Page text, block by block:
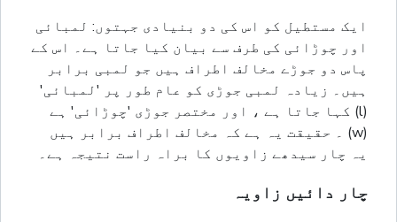
ایک مستطیل کو اس کی دو بنیادی جہتوں: لمبائی
اور چوڑائی کی طرف سے بیان کیا جاتا ہے۔ اس کے
پاس دو جوڑے مخالف اطراف ہیں جو لمبی برابر
ہیں۔ زیادہ لمبی جوڑی کو عام طور پر 'لمبائی'
(l) کہا جاتا ہے ، اور مختصر جوڑی 'چوڑائی' ہے
(w) ۔ حقیقت یہ ہے کہ مخالف اطراف برابر ہیں
یہ چار سیدھے زاویوں کا براہ راست نتیجہ ہے۔
چار دائیں زاویہ